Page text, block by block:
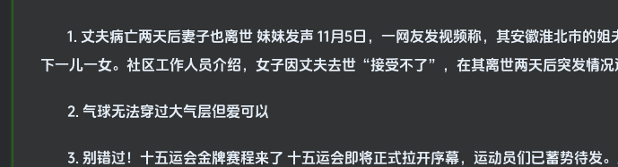
1. 丈夫病亡两天后妻子也离世 妹妹发声 11月5日，一网友发视频称，其安徽淮北市的
下一儿一女。社区工作人员介绍，女子因丈夫去世“接受不了”，在其离世两天后突发情况
2. 气球无法穿过大气层但爱可以
3. 别错过！十五运会金牌赛程来了 十五运会即将正式拉开序幕，运动员们已蓄势待发